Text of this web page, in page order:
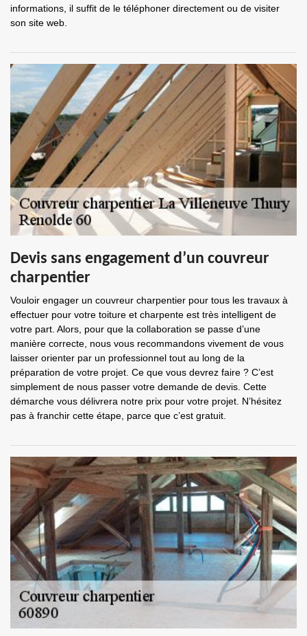
informations, il suffit de le téléphoner directement ou de visiter
son site web.
Devis sans engagement d’un couvreur
charpentier
Vouloir engager un couvreur charpentier pour tous les travaux à
effectuer pour votre toiture et charpente est très intelligent de
votre part. Alors, pour que la collaboration se passe d’une
manière correcte, nous vous recommandons vivement de vous
laisser orienter par un professionnel tout au long de la
préparation de votre projet. Ce que vous devrez faire ? C’est
simplement de nous passer votre demande de devis. Cette
démarche vous délivrera notre prix pour votre projet. N’hésitez
pas à franchir cette étape, parce que c’est gratuit.